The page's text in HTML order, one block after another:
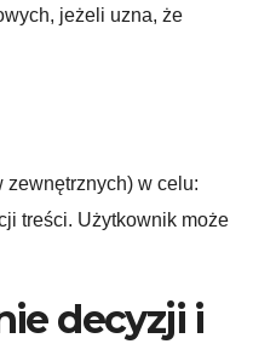
jeżeli uzna, że
zewnętrznych) w celu:
treści. Użytkownik może
decyzji i